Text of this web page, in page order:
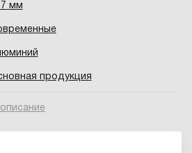
мм
продукция